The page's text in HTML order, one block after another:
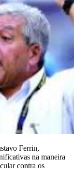
Ferrin,
na maneira
contra os